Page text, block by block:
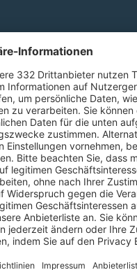
SEITEN
Vereinsmitarbeiter
BFV